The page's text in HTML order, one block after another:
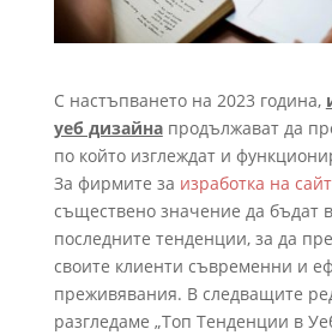
С настъпването на 2023 година,
уеб дизайнапродължават да
по който изглеждат и
За фирмите за изработка на
съществено значение да бъдат
последните тенденции, за да
своите клиенти съвременни и
преживявания. В следващите
разгледаме „Топ Тенденции в